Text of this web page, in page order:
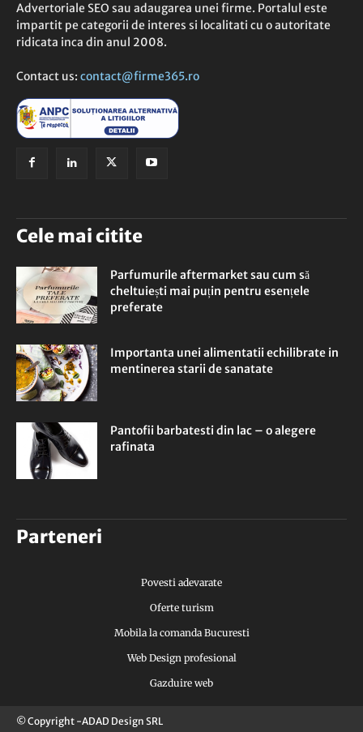
Advertoriale SEO sau adaugarea unei firme. Portalul este
impartit pe categorii de interes si localitati cu o autoritate
ridicata inca din anul 2008.
Contact us: contact@firme365.ro
Cele mai citite
Parfumurile aftermarket sau cum să
cheltuiești mai puțin pentru esențele
preferate
Importanta unei alimentatii echilibrate in
mentinerea starii de sanatate
Pantofii barbatesti din lac – o alegere
rafinata
Parteneri
Povesti adevarate
Oferte turism
Mobila la comanda Bucuresti
Web Design profesional
Gazduire web
© Copyright -ADAD Design SRL